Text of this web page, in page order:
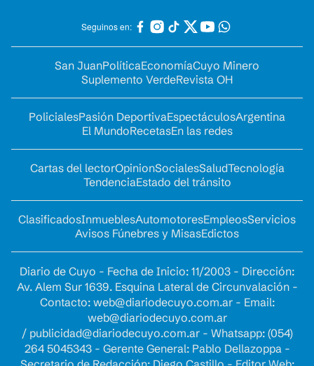
Seguinos en:
San JuanPolíticaEconomíaCuyo Minero
Suplemento VerdeRevista OH
PolicialesPasión DeportivaEspectáculosArgentina
El MundoRecetasEn las redes
Cartas del lectorOpinionSocialesSaludTecnología
TendenciaEstado del tránsito
ClasificadosInmueblesAutomotoresEmpleosServicios
Avisos Fúnebres y MisasEdictos
Diario de Cuyo - Fecha de Inicio: 11/2003 - Dirección:
Av. Alem Sur 1639. Esquina Lateral de Circunvalación -
Contacto: web@diariodecuyo.com.ar- Email:
web@diariodecuyo.com.ar
/ publicidad@diariodecuyo.com.ar- Whatsapp: (054)
264 5045343 - Gerente General: Pablo Dellazoppa -